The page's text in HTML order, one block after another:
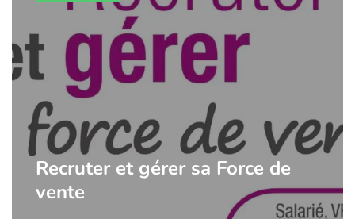
Recruter et gérer sa Force de
vente